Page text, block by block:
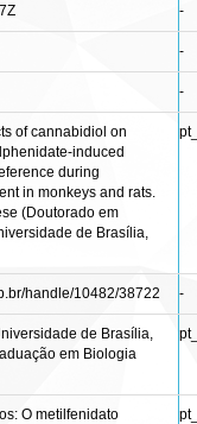
-
-
-
of cannabidiol on
induced
during
in monkeys and rats.
(Doutorado em
de Brasília,
handle/10482/38722 -
de Brasília,
em Biologia
O metilfenidato